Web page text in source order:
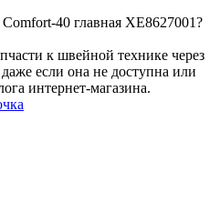
40 главная XE8627001?
к швейной технике через
даже если она не доступна или
интернет-магазина.